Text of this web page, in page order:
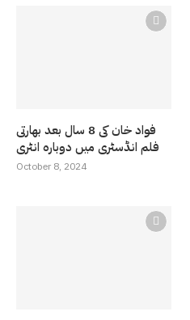
فواد خان کی 8 سال بعد بھارتی
فلم انڈسٹری میں دوبارہ انٹری
October 8, 2024